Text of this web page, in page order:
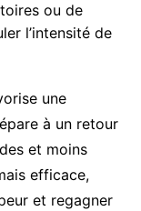
ou de
l’intensité de
une
à un retour
et moins
efficace,
et regagner